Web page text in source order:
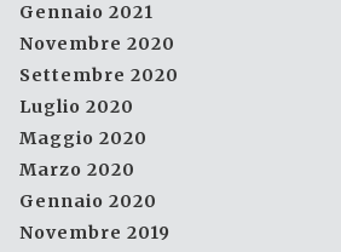
Gennaio 2021
Novembre 2020
Settembre 2020
Luglio 2020
Maggio 2020
Marzo 2020
Gennaio 2020
Novembre 2019